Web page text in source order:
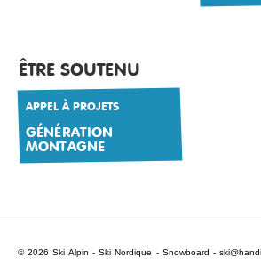
ÊTRE SOUTENU
APPEL À PROJETS
GÉNÉRATION
MONTAGNE
© 2026 Ski Alpin - Ski Nordique - Snowboard -